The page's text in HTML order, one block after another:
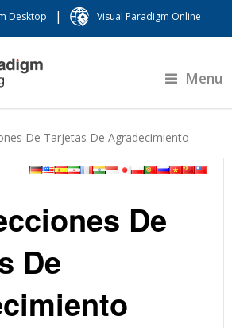
Desktop | Visual Paradigm Online
Menu
De Tarjetas De Agradecimiento
De
De